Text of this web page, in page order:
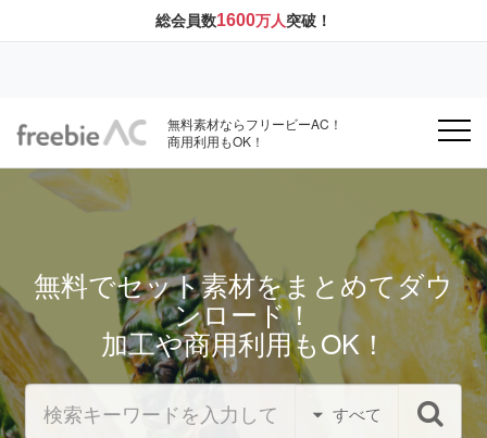
総会員数1600万人突破！
無料素材ならフリービーAC！
商用利用もOK！
無料でセット素材をまとめてダウ
ンロード！
加工や商用利用もOK！
すべて